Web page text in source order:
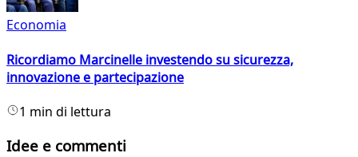
Economia
Ricordiamo Marcinelle investendo su sicurezza,
innovazione e partecipazione
1 min di lettura
Idee e commenti